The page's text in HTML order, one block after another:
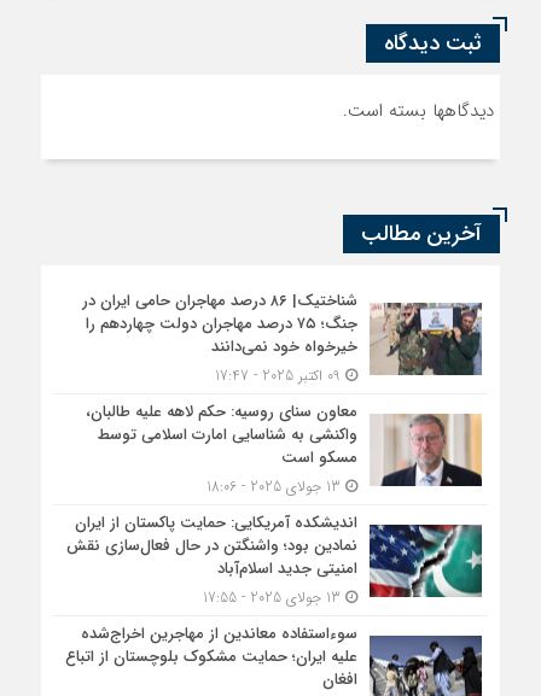
ثبت دیدگاه
دیدگاهها بسته است.
آخرین مطالب
شناختیک| ۸۶ درصد مهاجران حامی ایران در
جنگ؛ ۷۵ درصد مهاجران دولت چهاردهم را
خیرخواه خود نمی‌دانند
معاون سنای روسیه: حکم لاهه علیه طالبان،
واکنشی به شناسایی امارت اسلامی توسط
مسکو است
اندیشکده آمریکایی: حمایت پاکستان از ایران
نمادین بود؛ واشنگتن در حال فعال‌سازی نقش
امنیتی جدید اسلام‌آباد
سوءاستفاده معاندین از مهاجرین اخراج‌شده
علیه ایران؛ حمایت مشکوک بلوچستان از اتباع
افغان